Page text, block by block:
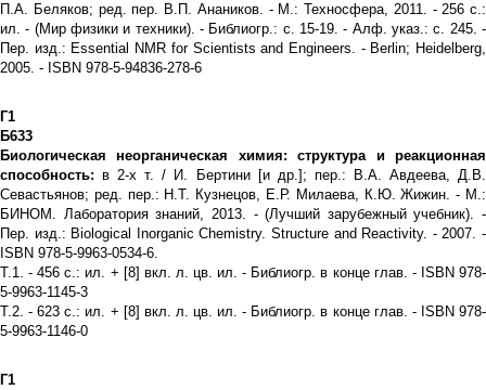
П.А. Беляков; ред. пер. В.П. Анаников. - М.: Техносфера, 2011. - 256 с.:
ил. - (Мир физики и техники). - Библиогр.: с. 15-19. - Алф. указ.: с. 245. -
Пер. изд.: Essential NMR for Scientists and Engineers. - Berlin; Heidelberg,
2005. - ISBN 978-5-94836-278-6
Г1
Б633
Биологическая неорганическая химия: структура и реакционная
способность: в 2-х т. / И. Бертини [и др.]; пер.: В.А. Авдеева, Д.В.
Севастьянов; ред. пер.: Н.Т. Кузнецов, Е.Р. Милаева, К.Ю. Жижин. - М.:
БИНОМ. Лаборатория знаний, 2013. - (Лучший зарубежный учебник). -
Пер. изд.: Biological Inorganic Chemistry. Structure and Reactivity. - 2007. -
ISBN 978-5-9963-0534-6.
Т.1. - 456 с.: ил. + [8] вкл. л. цв. ил. - Библиогр. в конце глав. - ISBN 978-
5-9963-1145-3
Т.2. - 623 с.: ил. + [8] вкл. л. цв. ил. - Библиогр. в конце глав. - ISBN 978-
5-9963-1146-0
Г1